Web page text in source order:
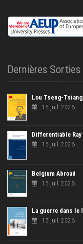
Dernières Sorties
Lou Tseng-
15 juil. 2026
Differentiable
15 juil. 2026
Belgium Abroad
15 juil. 2026
La guerre dans le
15 juil. 2026